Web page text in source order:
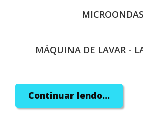
MICROONDAS
MÁQUINA DE LAVAR -
TODAS AS MARCAS E
Continuar lendo...